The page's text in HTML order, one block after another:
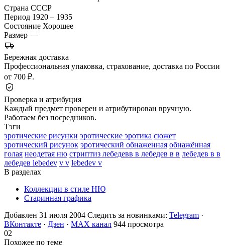
Страна СССР
Период 1920 – 1935
Состояние Хорошее
Размер —
Бережная доставка
Профессиональная упаковка, страхование, доставка по России
от 700 ₽.
Проверка и атрибуция
Каждый предмет проверен и атрибутирован вручную.
Работаем без посредников.
Тэги
эротические рисунки эротические эротика сюжет
эротический рисунок эротический обнаженная обнажённая
голая неодетая ню стриптиз лебедевв в лебедев в в лебедев в в
лебедев lebedev v v lebedev v
В разделах
Коллекции в стиле НЮ
Старинная графика
Добавлен 31 июля 2004 Следить за новинками: Telegram ·
ВКонтакте · Дзен · MAX канал 944 просмотра
02
Похожее по теме